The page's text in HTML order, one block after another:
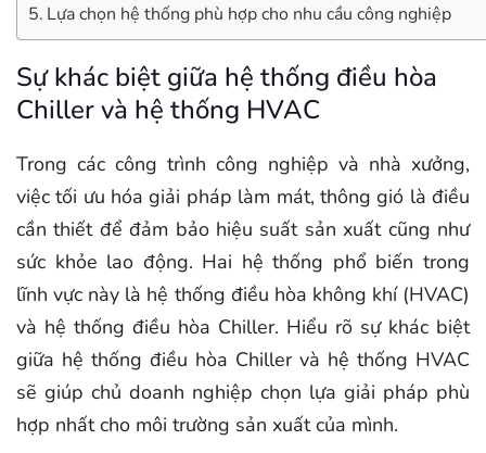
Lựa chọn hệ thống phù hợp cho nhu cầu công nghiệp
Sự khác biệt giữa hệ thống điều hòa
Chiller và hệ thống HVAC
Trong các công trình công nghiệp và nhà xưởng,
việc tối ưu hóa giải pháp làm mát, thông gió là điều
cần thiết để đảm bảo hiệu suất sản xuất cũng như
sức khỏe lao động. Hai hệ thống phổ biến trong
lĩnh vực này là hệ thống điều hòa không khí (HVAC)
và hệ thống điều hòa Chiller. Hiểu rõ sự khác biệt
giữa hệ thống điều hòa Chiller và hệ thống HVAC
sẽ giúp chủ doanh nghiệp chọn lựa giải pháp phù
hợp nhất cho môi trường sản xuất của mình.